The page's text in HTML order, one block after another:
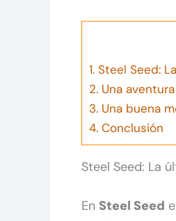
1. Steel Seed:
2. Una
3. Una buena
4. Conclusión
Steel Seed: La
En Steel Seed